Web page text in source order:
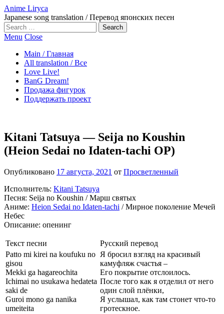
Anime Liryca
Japanese song translation / Перевод японских песен
Search
on:
Menu Close
Main / Главная
All translation / Все
Love Live!
BanG Dream!
Продажа фигурок
Поддержать проект
Kitani Tatsuya — Seija no Koushin
(Heion Sedai no Idaten-tachi OP)
Опубликовано 17 августа, 2021 от Просветленный
Исполнитель: Kitani Tatsuya
Песня: Seija no Koushin / Марш святых
Аниме: Heion Sedai no Idaten-tachi / Мирное поколение Мечей
Небес
Описание: опенинг
Текст песни
Русский перевод
Patto mi kirei na koufuku no
gisou
Mekki ga hagareochita
Ichimai no usukawa hedateta
saki de
Guroi mono ga nanika
umeiteita
Я бросил взгляд на красивый
камуфляж счастья –
Его покрытие отслоилось.
После того как я отделил от него
один слой плёнки,
Я услышал, как там стонет что-то
гротескное.